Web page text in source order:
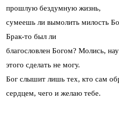
прошлую бездумную жизнь,
сумеешь ли вымолить милость
Брак-то был ли
благословлен Богом? Молись,
этого сделать не могу.
Бог слышит лишь тех, кто сам
сердцем, чего и желаю тебе.